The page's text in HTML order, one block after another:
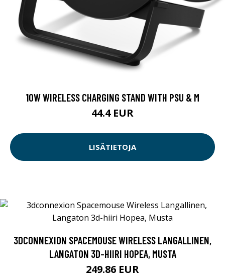
10W WIRELESS CHARGING STAND WITH PSU & M
44.4 EUR
LISÄTIETOJA
3DCONNEXION SPACEMOUSE WIRELESS LANGALLINEN,
LANGATON 3D-HIIRI HOPEA, MUSTA
249.86 EUR